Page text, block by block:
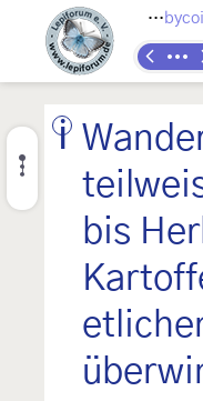
Lepidoptera
bis